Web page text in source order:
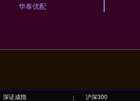
深证成指
沪深300
华泰优配